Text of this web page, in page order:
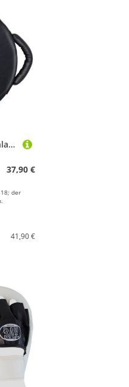
BAY-Sports Pratzen UFO Schlagpolster Rund mit Griffen schwarz/orange, Schlagkissen 34 x 13 cm, Kickboxen, Karate, MMA, Krav Maga
37,90 €
der
41,90 €